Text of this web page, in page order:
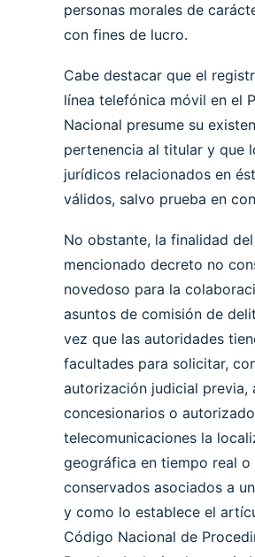
personas morales de
con fines de lucro.
Cabe destacar que el
línea telefónica móvil en el
Nacional presume su
pertenencia al titular y que
jurídicos relacionados en
válidos, salvo prueba en
No obstante, la finalidad del
mencionado decreto no
novedoso para la
asuntos de comisión de
vez que las autoridades
facultades para solicitar,
autorización judicial previa,
concesionarios o
telecomunicaciones la
geográfica en tiempo real
conservados asociados a
y como lo establece el
Código Nacional de